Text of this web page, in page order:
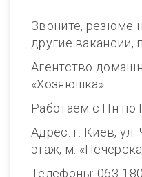
Звоните, резюме
другие вакансии,
Агентство
«Хозяюшка».
Работаем с Пн
Адрес: г. Киев, ул.
этаж, м.
Телефоны: 063-